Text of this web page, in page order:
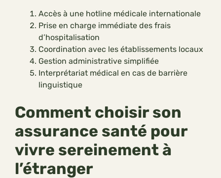
Accès à une hotline médicale internationale
Prise en charge immédiate des frais
d’hospitalisation
Coordination avec les établissements locaux
Gestion administrative simplifiée
Interprétariat médical en cas de barrière
linguistique
Comment choisir son
assurance santé pour
vivre sereinement à
l’étranger